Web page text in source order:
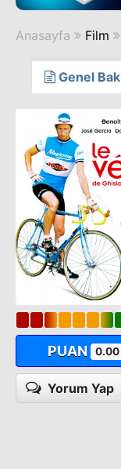
Anasayfa Film
Genel
PUAN 0.00
Yorum Yap